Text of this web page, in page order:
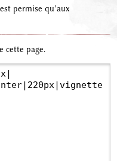
permise qu’aux
cette page.